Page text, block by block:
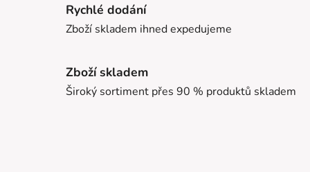
Rychlé dodání
Zboží skladem ihned expedujeme
Zboží skladem
Široký sortiment přes 90 % produktů skladem